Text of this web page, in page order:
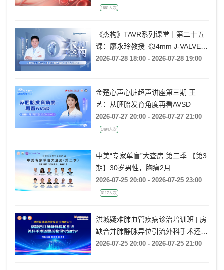
1661人次
《杰构》TAVR系列课堂｜第二十五
课：廖永玲教授《34mm J-VALVE
TF 治疗超大瓣环AR的实战经验》
2026-07-28 18:00 - 2026-07-28 19:00
金楚心声心脏超声讲座第三期 王
艺：从胚胎发育角度再看AVSD
2026-07-27 20:00 - 2026-07-27 21:00
1494人次
中美“专家单盲”大查房 第二季 【第3
期】30岁男性，胸痛2月
2026-07-25 20:00 - 2026-07-25 23:00
3117人次
洪城疑难肺血管疾病诊治培训班 | 房
缺合并肺静脉异位引流外科手术还是
药物保守治疗?
2026-07-25 20:00 - 2026-07-25 21:00